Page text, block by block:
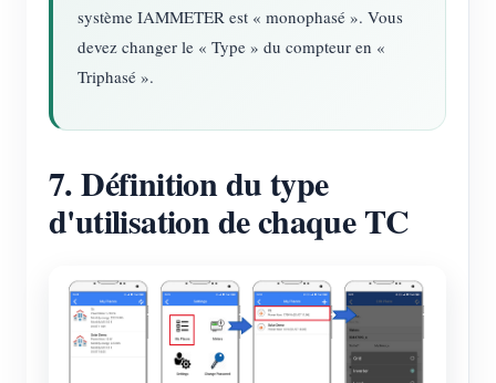
système IAMMETER est « monophasé ». Vous
devez changer le « Type » du compteur en «
Triphasé ».
7. Définition du type
d'utilisation de chaque TC